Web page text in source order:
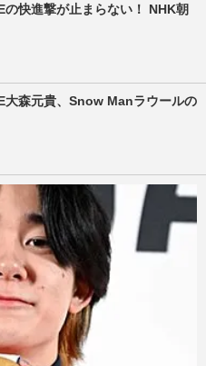
の快進撃が止まらない！ NHK朝
大森元貴、Snow Manラウールの